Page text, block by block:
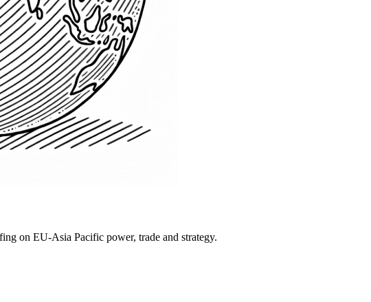
on EU-Asia Pacific power, trade and strategy.